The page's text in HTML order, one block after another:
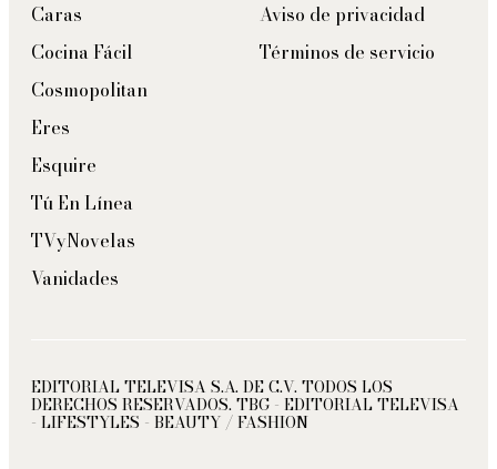
Caras
Cocina Fácil
Cosmopolitan
Eres
Esquire
Tú En Línea
TVyNovelas
Vanidades
Aviso de privacidad
Términos de servicio
EDITORIAL TELEVISA S.A. DE C.V. TODOS LOS
DERECHOS RESERVADOS. TBG - EDITORIAL TELEVISA
- LIFESTYLES - BEAUTY / FASHION